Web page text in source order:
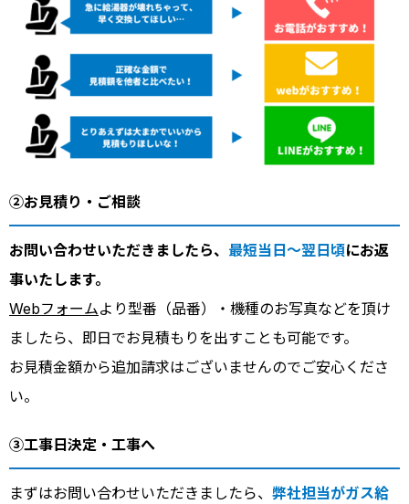
②お見積り・ご相談
お問い合わせいただきましたら、 最短当日～翌日頃にお返
事いたします。
Webフォームより型番（品番）・機種のお写真などを頂け
ましたら、即日でお見積もりを出すことも可能です。
お見積金額から追加請求はございませんのでご安心くださ
い。
③工事日決定・工事へ
まずはお問い合わせいただきましたら、 弊社担当がガス給